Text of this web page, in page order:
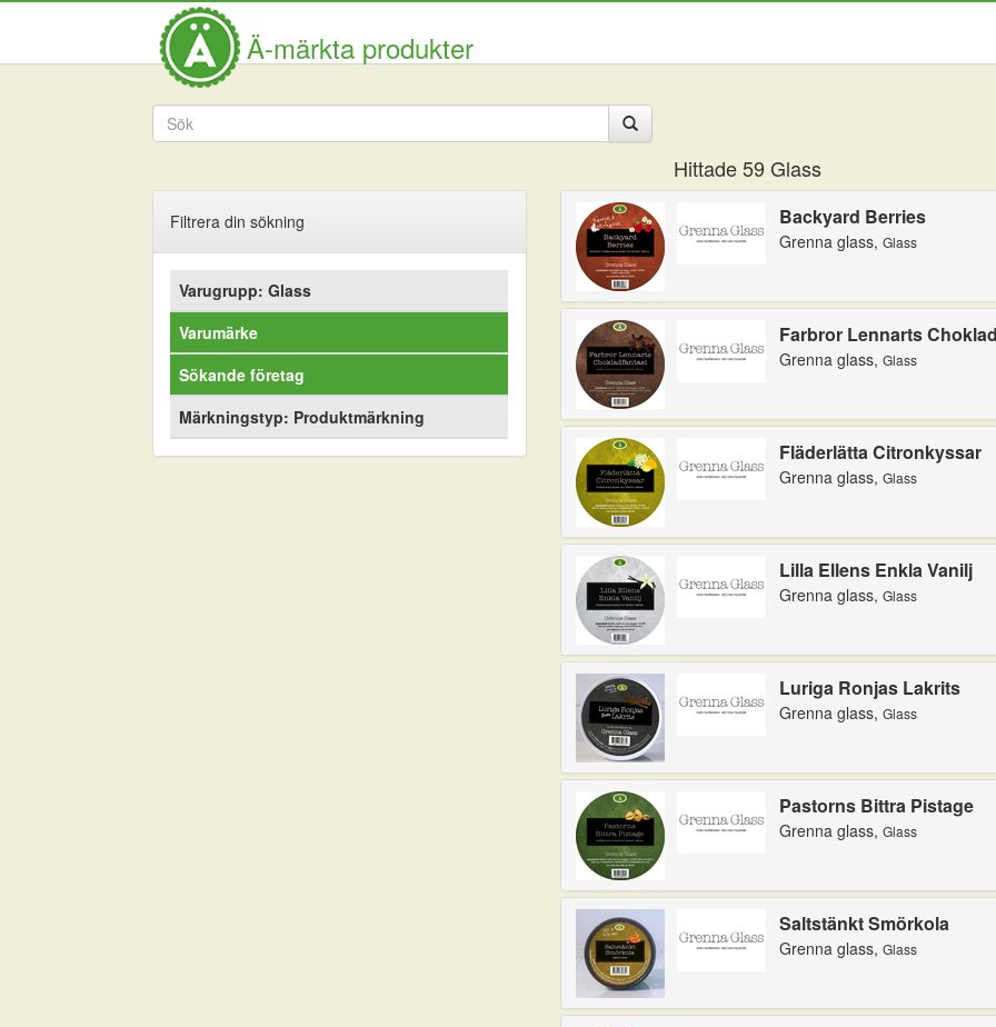
Ä-märkta produkter
Hittade59 Glass
Filtrera din sökning
Varugrupp: Glass
Varumärke
Sökande företag
Märkningstyp: Produktmärkning
Backyard Berries
Grenna glass, Glass
Farbror Lennarts
Grenna glass, Glass
Fläderlätta Citronkyssar
Grenna glass, Glass
Lilla Ellens Enkla Vanilj
Grenna glass, Glass
Luriga Ronjas Lakrits
Grenna glass, Glass
Pastorns Bittra Pistage
Grenna glass, Glass
Saltstänkt Smörkola
Grenna glass, Glass